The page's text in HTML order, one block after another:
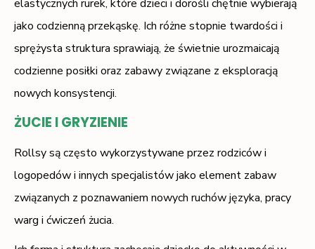
elastycznych rurek, które dzieci i dorośli chętnie wybierają
jako codzienną przekąskę. Ich różne stopnie twardości i
sprężysta struktura sprawiają, że świetnie urozmaicają
codzienne posiłki oraz zabawy związane z eksploracją
nowych konsystencji.
ŻUCIE I GRYZIENIE
Rollsy są często wykorzystywane przez rodziców i
logopedów i innych specjalistów jako element zabaw
związanych z poznawaniem nowych ruchów języka, pracy
warg i ćwiczeń żucia.